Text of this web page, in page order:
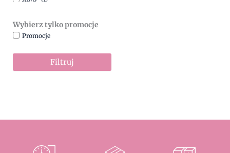
Wybierz tylko promocje
Promocje
Filtruj